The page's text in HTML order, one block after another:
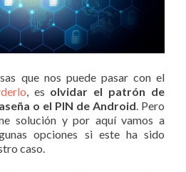
que nos puede pasar con el
, es olvidar el patrón de
o el PIN de Android. Pero
solución y por aquí vamos a
opciones si este ha sido
caso.